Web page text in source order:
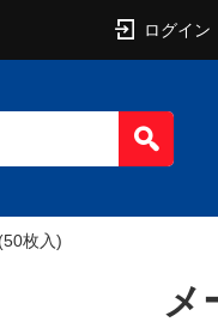
ログイン
枚入)
メ